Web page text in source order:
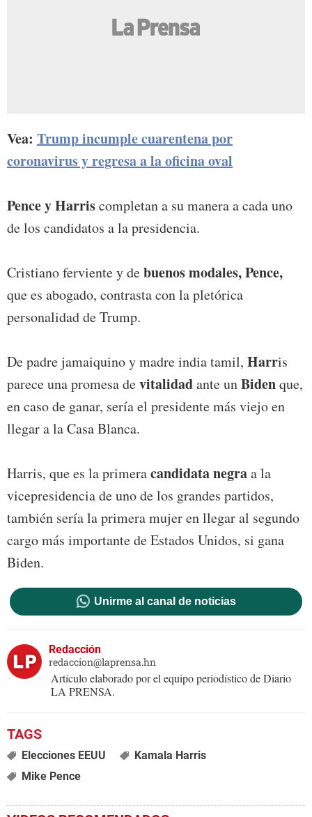
Vea: Trump incumple cuarentena por
coronavirus y regresa a la oficina oval
Pence y Harriscompletan a su manera a cada uno
de los candidatos a la presidencia.
Cristiano ferviente y debuenos modales,Pence,
que es abogado, contrasta con la pletórica
personalidad de Trump.
De padre jamaiquino y madre india tamil, Harris
parece una promesa devitalidadante unBidenque,
en caso de ganar, sería el presidente más viejo en
llegar a la Casa Blanca.
Harris, que es la primeracandidata negraa la
vicepresidencia de uno de los grandes partidos,
también sería la primera mujer en llegar al segundo
cargo más importante de Estados Unidos, si gana
Biden.
Unirme al canal de noticias
Redacción
redaccion@laprensa.hn
Artículo elaborado por el equipo periodístico de Diario
LA PRENSA.
Elecciones EEUU
Kamala Harris
Mike Pence